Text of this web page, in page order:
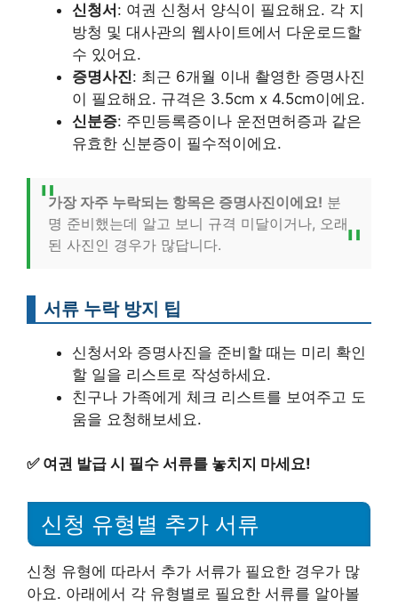
신청서 : 여권 신청서 양식이 필요해요. 각 지
방청 및 대사관의 웹사이트에서 다운로드할
수 있어요.
증명사진: 최근 6개월 이내 촬영한 증명사진
이 필요해요. 규격은 3.5cm x 4.5cm이에요.
신분증: 주민등록증이나 운전면허증과 같은
유효한 신분증이 필수적이에요.
가장 자주 누락되는 항목은 증명사진이에요! 분
명 준비했는데 알고 보니 규격 미달이거나, 오래
된 사진인 경우가 많답니다.
서류 누락 방지 팁
신청서와 증명사진을 준비할 때는 미리 확인
할 일을 리스트로 작성하세요.
친구나 가족에게 체크 리스트를 보여주고 도
움을 요청해보세요.
✅ 여권 발급 시 필수 서류를 놓치지 마세요!
신청 유형별 추가 서류
신청 유형에 따라서 추가 서류가 필요한 경우가 많
아요. 아래에서 각 유형별로 필요한 서류를 알아볼